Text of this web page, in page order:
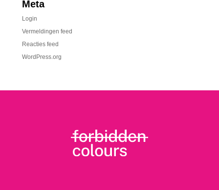
Meta
Login
Vermeldingen feed
Reacties feed
WordPress.org